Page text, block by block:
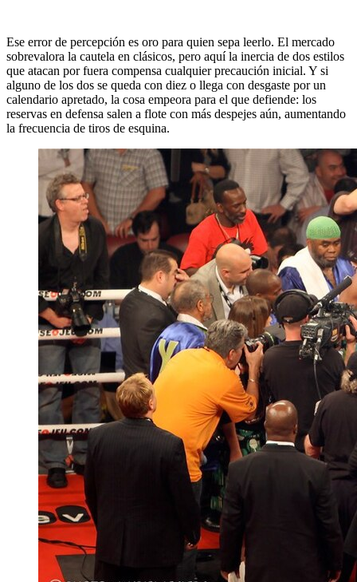
Ese error de percepción es oro para quien sepa leerlo. El mercado
sobrevalora la cautela en clásicos, pero aquí la inercia de dos estilos
que atacan por fuera compensa cualquier precaución inicial. Y si
alguno de los dos se queda con diez o llega con desgaste por un
calendario apretado, la cosa empeora para el que defiende: los
reservas en defensa salen a flote con más despejes aún, aumentando
la frecuencia de tiros de esquina.